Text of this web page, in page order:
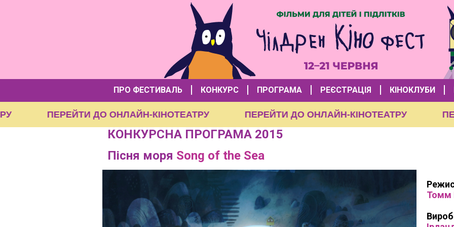
ПРО ФЕСТИВАЛЬ КОНКУРС ПРОГРАМА РЕЄСТРАЦІЯ КІНОКЛУБИ
ПЕРЕЙТИ ДО ОНЛАЙН-КІНОТЕАТРУ ПЕРЕЙТИ ДО ОНЛАЙН-КІНОТЕАТРУ
КОНКУРСНА ПРОГРАМА 2015
Пісня моря Song of the Sea
Томм